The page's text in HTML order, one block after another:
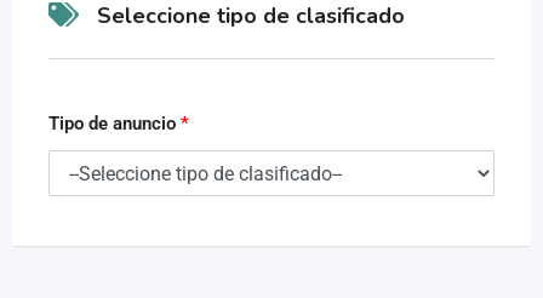
Seleccione tipo de clasificado
Tipo de anuncio *